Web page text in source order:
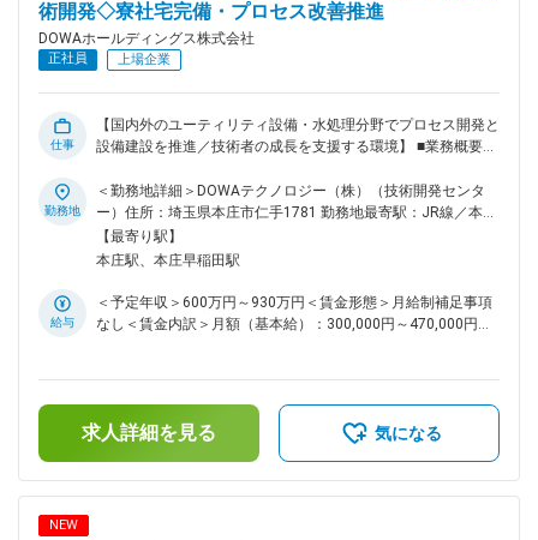
組織の制御に必要な知識の拡充、製造プロセスに関する種々の
知識を習得でき、グループを率いて様々な開発、改善を推進す
る人材として育成します。自社の他部署との交流のほか、大学
との共同研究、顧客との情報交換なども多く経験でき、マネジ
メントを担う技術系の人材を育成も進めており、もちろん専門
可能です。 ■所属先について： DOWAホールディングスに在
籍にてDOWAメタルテックへの在籍出向となります。同社は金
電機部品で使用される銅合金の薄板条の製造やめっき処理を行
っています。その中でも磐田技術センターでは、材料開発から
製造プロセスの改善まで幅広い業務を行っており、最近は特に
AIや自動運転などの技術進化に伴い、新たな材料開発、製造プ
定める業務
術開発◇寮社宅完備・プロセス改善推進
DOWAホールディングス株式会社
正社員 上場企業
仕事
【国内外のユーティリティ設備・水処理分野でプロセス開発と
設備建設を推進／技術者の成長を支援する環境】 ■業務概要
対象にユーティリティ設備や水処理設備の新技術開発および既
存プロセスの改善、さらに新規設備建設案件の主担当としてご
活躍いただきます。ラボでの技術検証から現場立上げ、運用移
管まで一貫して携わるため、技術力とプロジェクト推進力を高
験や分析評価、プロセス設計から、数百リットルから数立方メ
ートル規模の中規模試験まで、幅広い技術開発を担当します。
部門への移管までを一貫して推進します。加えて、既存設備に
おけるQCD（品質・コスト・納期）改善、廃棄物削減や再生
利用、有価物回収などのプロセス改善提案も行います。 ■組織
構成 経験豊富な技術者と若手エンジニアが連携し、知見を共
主担当としてプロジェクトを牽引でき、最上流から現場まで一
勤務地
＜勤務地詳細＞DOWAテクノロジー（株）（技術開発センタ
ー）住所：埼玉県本庄市仁手1781 勤務地最寄駅：JR線／本庄
駅受動喫煙対策：屋内全面禁煙変更の範囲：会社の定める事業
所
【最寄り駅】
本庄駅、本庄早稲田駅
給与
＜予定年収＞600万円～930万円＜賃金形態＞月給制補足事項
なし＜賃金内訳＞月額（基本給）：300,000円～470,000円＜
る可能性があります。月給(月額)は固定手当を含めた表記で
す。
求人詳細を見る 気になる
NEW